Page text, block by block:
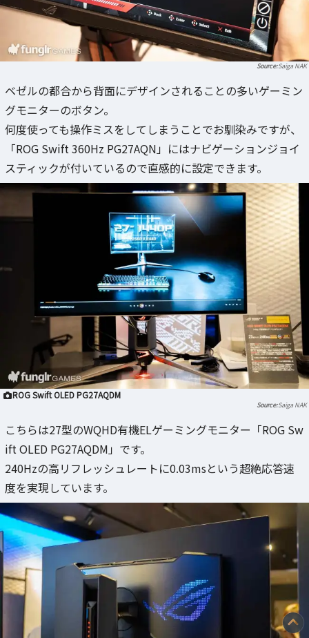
Saiga NAK
ベゼルの都合から背面にデザインされることの多いゲーミン
グモニターのボタン。
何度使っても操作ミスをしてしまうことでお馴染みですが、
「ROG Swift 360Hz PG27AQN」にはナビゲーションジョイ
スティックが付いているので直感的に設定できます。
ROG Swift OLED PG27AQDM
Saiga NAK
こちらは27型のWQHD有機ELゲーミングモニター「ROG Sw
ift OLED PG27AQDM」です。
240Hzの高リフレッシュレートに0.03msという超絶応答速
度を実現しています。